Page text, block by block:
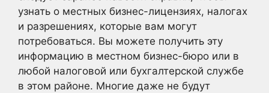
узнать о местных бизнес-лицензиях, налогах
и разрешениях, которые вам могут
потребоваться. Вы можете получить эту
информацию в местном бизнес-бюро или в
любой налоговой или бухгалтерской службе
в этом районе. Многие даже не будут